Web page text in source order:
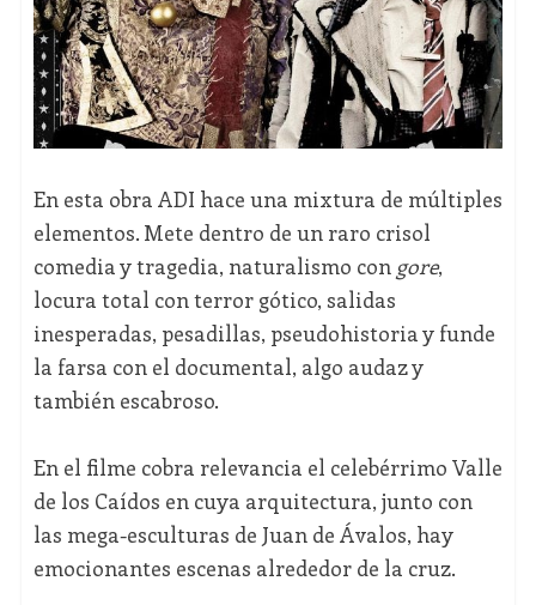
En esta obra ADI hace una mixtura de múltiples
elementos. Mete dentro de un raro crisol
comedia y tragedia, naturalismo con gore,
locura total con terror gótico, salidas
inesperadas, pesadillas, pseudohistoria y funde
la farsa con el documental, algo audaz y
también escabroso.
En el filme cobra relevancia el celebérrimo Valle
de los Caídos en cuya arquitectura, junto con
las mega-esculturas de Juan de Ávalos, hay
emocionantes escenas alrededor de la cruz.